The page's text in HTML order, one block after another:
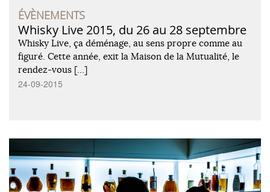
ÉVÈNEMENTS
Whisky Live 2015, du 26 au 28 septembre
Whisky Live, ça déménage, au sens propre comme au
figuré. Cette année, exit la Maison de la Mutualité, le
rendez-vous […]
24-09-2015